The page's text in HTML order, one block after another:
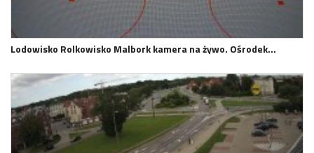
Lodowisko Rolkowisko Malbork kamera na żywo. Ośrodek…